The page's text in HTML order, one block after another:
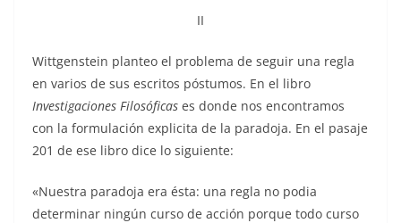
II
Wittgenstein planteo el problema de seguir una regla
en varios de sus escritos póstumos. En el libro
Investigaciones Filosóficas es donde nos encontramos
con la formulación explicita de la paradoja. En el pasaje
201 de ese libro dice lo siguiente:
«Nuestra paradoja era ésta: una regla no podia
determinar ningún curso de acción porque todo curso